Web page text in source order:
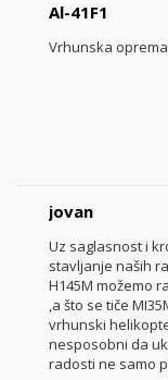
Al-41F1
Vrhunska
jovan
Uz saglasnost i
stavljanje naših
H145M možemo
,a što se tiče
vrhunski
nesposobni da
radosti ne samo